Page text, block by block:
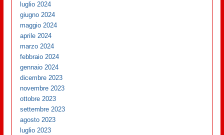
luglio 2024
giugno 2024
maggio 2024
aprile 2024
marzo 2024
febbraio 2024
gennaio 2024
dicembre 2023
novembre 2023
ottobre 2023
settembre 2023
agosto 2023
luglio 2023